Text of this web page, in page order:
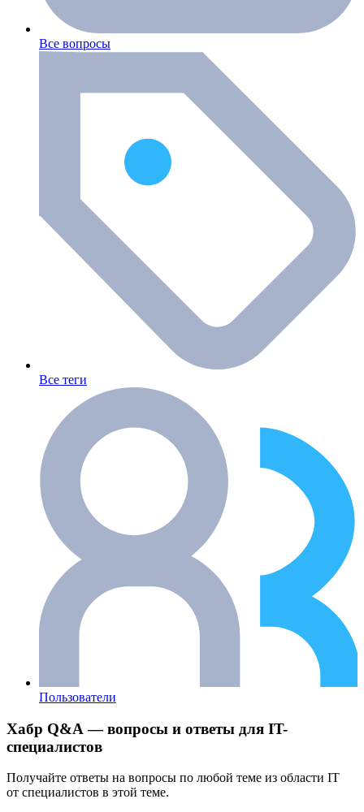
Все вопросы
Все теги
Пользователи
Хабр Q&A — вопросы и ответы для IT-
специалистов
Получайте ответы на вопросы по любой теме из области IT
от специалистов в этой теме.